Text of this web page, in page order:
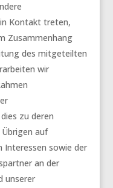
Kontakt treten,
Zusammenhang
des mitgeteilten
wir
zu deren
auf
Interessen sowie der
an der
unserer